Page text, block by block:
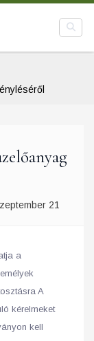
21
a
A
kérelmeket
kell